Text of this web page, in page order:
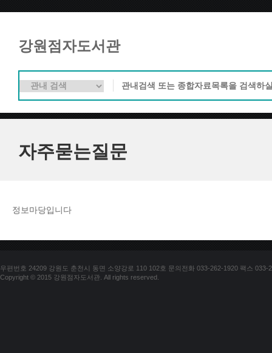
강원점자도서관
자주묻는질문
정보마당입니다
우편번호 24209 강원도 춘천시 동면 소양강로 110 102호 문의전화 033-262-1920 팩스 033-
Copyright © 2015 강원점자도서관. All rights reserved.